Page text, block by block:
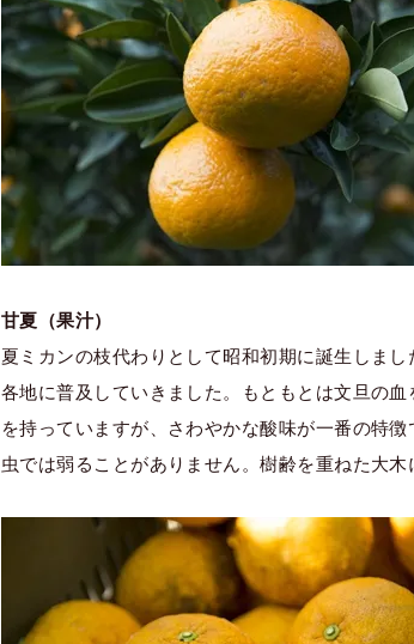
甘夏（果汁）
夏ミカンの枝代わりとして昭和初期に誕生しま
各地に普及していきました。もともとは文旦の
を持っていますが、さわやかな酸味が一番の特
虫では弱ることがありません。樹齢を重ねた大